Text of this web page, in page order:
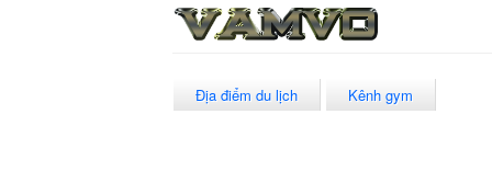
Địa điểm du lịch Kênh gym